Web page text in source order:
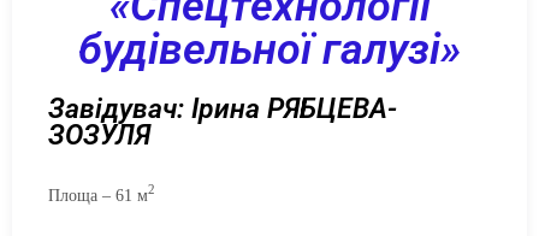
будівельної галузі»
Завідувач: Ірина РЯБЦЕВА-
ЗОЗУЛЯ
Площа – 61 м2